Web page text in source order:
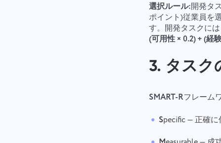
選択ルール:開発タ
ポイント)従業員を
す。開発タスクに
(可用性 × 0.2) + (経
3. タスク
SMART-Rフレーム
Specific — 正確